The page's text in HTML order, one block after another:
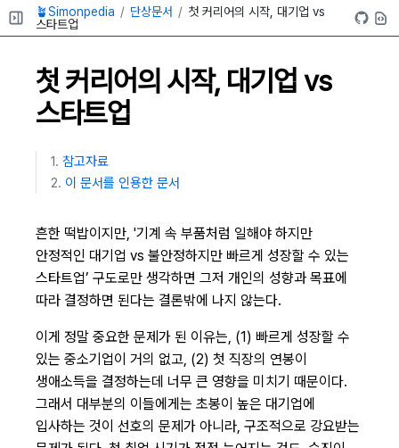
🪴Simonpedia 단상문서
첫 커리어의 시작, 대기업 vs
스타트업
첫 커리어의 시작, 대기업 vs
스타트업
참고자료
이 문서를 인용한 문서
흔한 떡밥이지만, '기계 속 부품처럼 일해야 하지만
안정적인 대기업 vs 불안정하지만 빠르게 성장할 수 있는
스타트업’ 구도로만 생각하면 그저 개인의 성향과 목표에
따라 결정하면 된다는 결론밖에 나지 않는다.
이게 정말 중요한 문제가 된 이유는, (1) 빠르게 성장할 수
있는 중소기업이 거의 없고, (2) 첫 직장의 연봉이
생애소득을 결정하는데 너무 큰 영향을 미치기 때문이다.
그래서 대부분의 이들에게는 초봉이 높은 대기업에
입사하는 것이 선호의 문제가 아니라, 구조적으로 강요받는